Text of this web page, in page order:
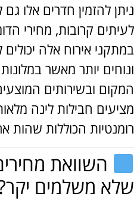
ניתן להזמין חדרים אלו
לעיתים קרובות, מחירי
במתקני אירוח אלה יכולים
ונוחים יותר מאשר
המקום ובשירותים
מציעים חבילות לינה
רומנטיות הכוללות שהות
השוואת
שלא משלמים